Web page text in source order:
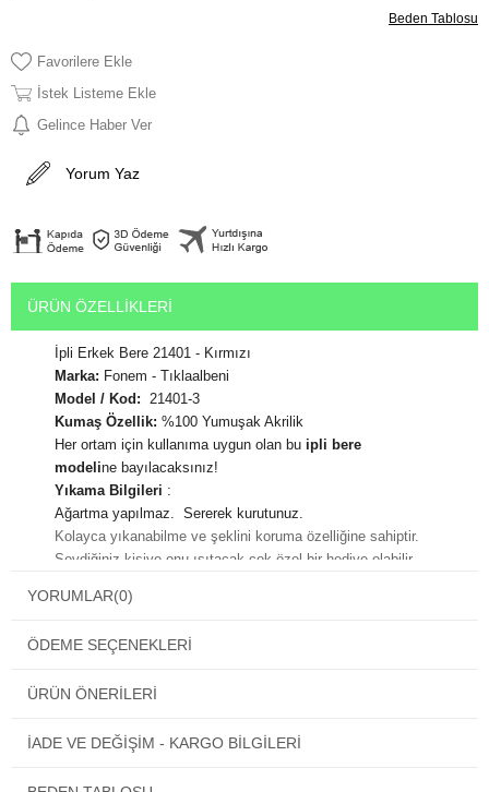
Beden Tablosu
Favorilere Ekle
İstek Listeme Ekle
Gelince Haber Ver
Yorum Yaz
ÜRÜN ÖZELLIKLERI
İpli Erkek Bere 21401 - Kırmızı
Marka: Fonem - Tıklaalbeni
Model / Kod:
21401-3
Kumaş Özellik: %100 Yumuşak Akrilik
Her ortam için kullanıma uygun olan bu ipli bere
modeline bayılacaksınız!
Yıkama Bilgileri :
Ağartma yapılmaz. Sererek kurutunuz.
Kolayca yıkanabilme ve şeklini koruma özelliğine sahiptir.
Sevdiğiniz kişiye onu ısıtacak çok özel bir hediye olabilir.
bilinmektedir.
çıkacak olan kutucuğu işaretlemeniz yeterlidir. Yazılı not bırakma
Türkiye'nin neresinde olursanız olun siparişiniz kapınıza gelecektir.
YORUMLAR(0)
ÖDEME SEÇENEKLERI
ÜRÜN ÖNERILERI
İADE VE DEĞİŞİM - KARGO BİLGİLERİ